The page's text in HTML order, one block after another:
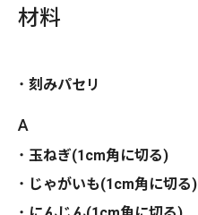
材料
刻みパセリ
A
玉ねぎ(1cm角に切る)
じゃがいも(1cm角に切る)